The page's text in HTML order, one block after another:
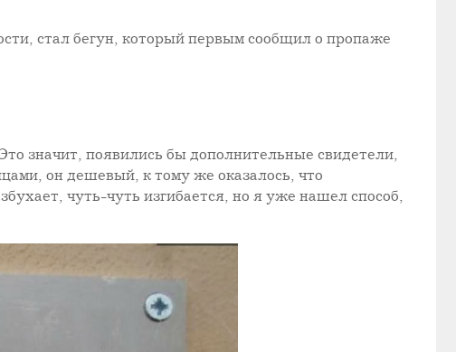
стал бегун, который первым сообщил о пропаже
значит, появились бы дополнительные свидетели,
он дешевый, к тому же оказалось, что
чуть-чуть изгибается, но я уже нашел способ,